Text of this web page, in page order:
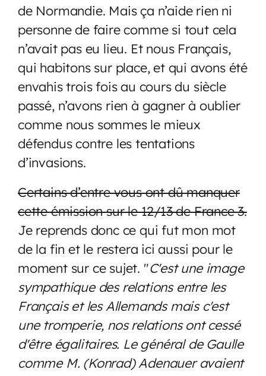
de Normandie. Mais ça n’aide rien ni
personne de faire comme si tout cela
n’avait pas eu lieu. Et nous Français,
qui habitons sur place, et qui avons été
envahis trois fois au cours du siècle
passé, n’avons rien à gagner à oublier
comme nous sommes le mieux
défendus contre les tentations
d’invasions.
Certains d’entre vous ont dû manquer
cette émission sur le 12/13 de France 3.
Je reprends donc ce qui fut mon mot
de la fin et le restera ici aussi pour le
moment sur ce sujet. "C'est une image
sympathique des relations entre les
Français et les Allemands mais c'est
une tromperie, nos relations ont cessé
d'être égalitaires. Le général de Gaulle
comme M. (Konrad) Adenauer avaient